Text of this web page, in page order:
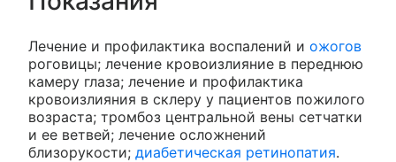
Лечение и профилактика воспалений и ожогов
роговицы; лечение кровоизлияние в переднюю
камеру глаза; лечение и профилактика
кровоизлияния в склеру у пациентов пожилого
возраста; тромбоз центральной вены сетчатки
и ее ветвей; лечение осложнений
близорукости; диабетическая ретинопатия.